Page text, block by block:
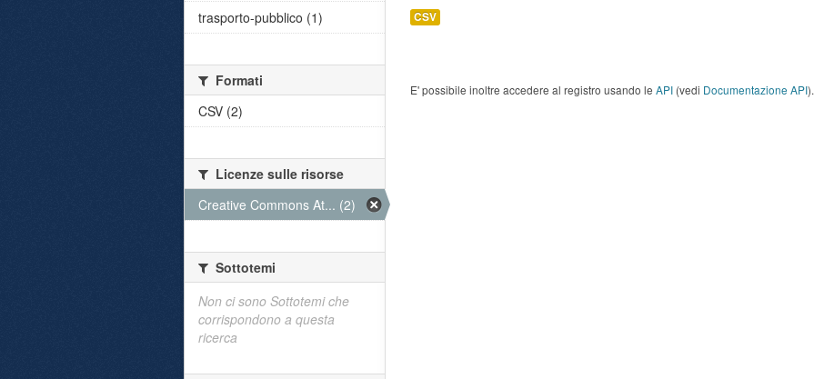
CSV
E' possibile inoltre accedere al registro usando le API (vedi Documentazione API).
trasporto-pubblico (1)
Formati
CSV (2)
Licenze sulle risorse
Creative Commons At... (2)
Sottotemi
Non ci sono Sottotemi che
corrispondono a questa
ricerca